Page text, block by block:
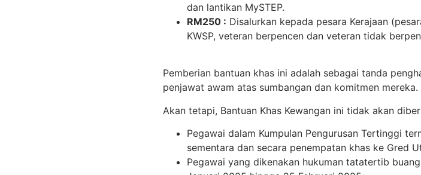
dan lantikan MySTEP.
RM250 : Disalurkan kepada pesara Kerajaan
KWSP, veteran berpencen dan veteran tidak
Pemberian bantuan khas ini adalah sebagai tanda
penjawat awam atas sumbangan dan komitmen mereka.
Akan tetapi, Bantuan Khas Kewangan ini tidak akan
Pegawai dalam Kumpulan Pengurusan Tertinggi
sementara dan secara penempatan khas ke Gred
Pegawai yang dikenakan hukuman tatatertib